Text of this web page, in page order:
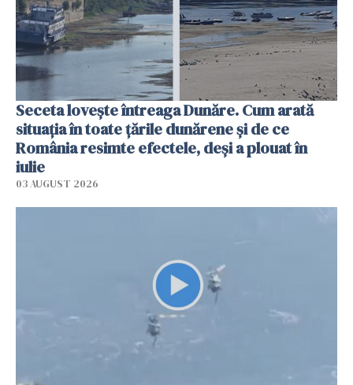
Seceta lovește întreaga Dunăre. Cum arată
situația în toate țările dunărene și de ce
România resimte efectele, deși a plouat în
iulie
03 AUGUST 2026